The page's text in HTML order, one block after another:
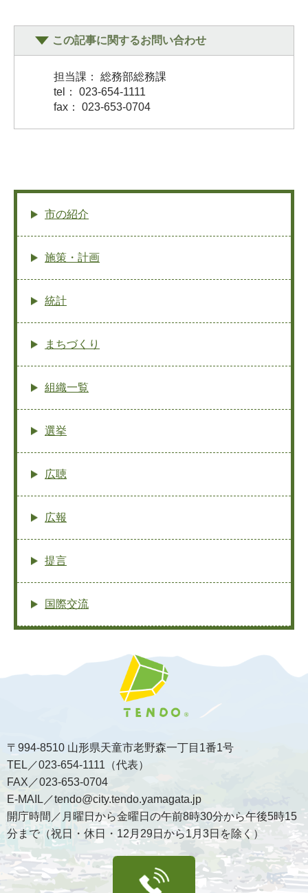
この記事に関するお問い合わせ
担当課： 総務部総務課
tel： 023-654-1111
fax： 023-653-0704
市の紹介
施策・計画
統計
まちづくり
組織一覧
選挙
広聴
広報
提言
国際交流
〒994-8510 山形県天童市老野森一丁目1番1号
TEL／023-654-1111（代表）
FAX／023-653-0704
E-MAIL／tendo@city.tendo.yamagata.jp
開庁時間／月曜日から金曜日の午前8時30分から午後5時15
分まで（祝日・休日・12月29日から1月3日を除く）